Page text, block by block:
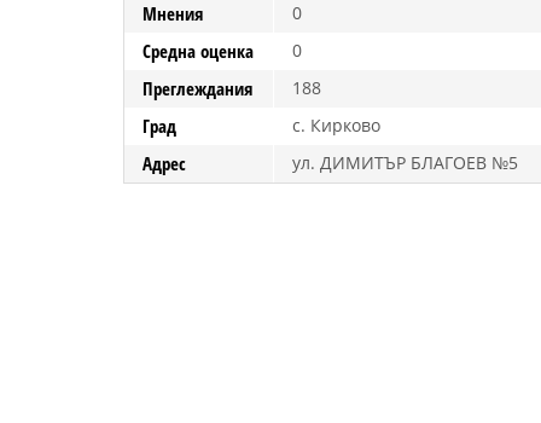
Мнения 0
Средна оценка 0
Преглеждания 188
Град с. Кирково
Адрес ул. ДИМИТЪР БЛАГОЕВ №5